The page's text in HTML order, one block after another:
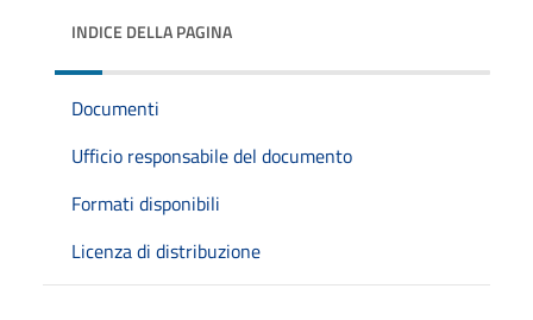
INDICE DELLA PAGINA
Documenti
Ufficio responsabile del documento
Formati disponibili
Licenza di distribuzione